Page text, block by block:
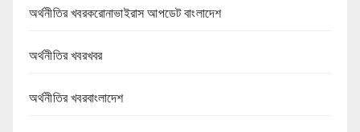
অর্থনীতির খবরকরোনাভাইরাস আপডেট বাংলাদেশ
অর্থনীতির খবরখবর
অর্থনীতির খবরবাংলাদেশ